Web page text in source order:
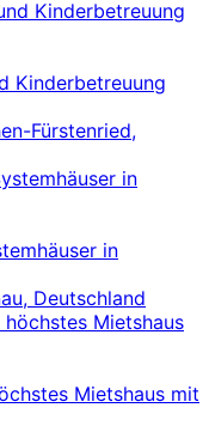
Kinderbetreuung
Fürstenried,
in
Deutschland
Mietshaus mit